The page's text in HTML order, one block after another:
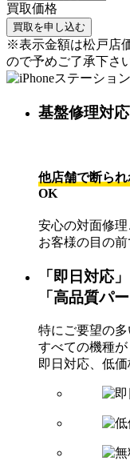
買取価格
※表示金額は松戸店
ので予めご了承下さ
基盤修理対
他店舗で断ら
OK
安心の対面修理
お客様の目の前
「即日対応
「高品質パ
特にご要望の
すべての機種が
即日対応、低価